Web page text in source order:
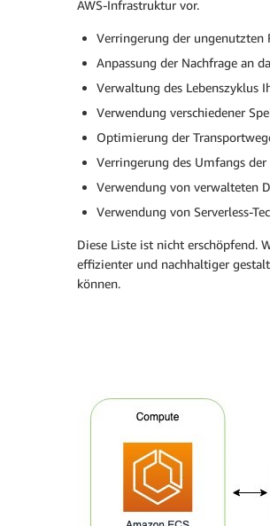
AWS-Infrastruktur vor.
Verringerung der ungenutzten
Anpassung der Nachfrage an
Verwaltung des Lebenszyklus
Verwendung verschiedener
Optimierung der
Verringerung des Umfangs
Verwendung von verwalteten
Verwendung von Serverless-
Diese Liste ist nicht erschöpfend.
effizienter und nachhaltiger
können.